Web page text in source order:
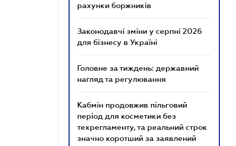
рахунки боржників
Законодавчі зміни у серпні 2026
для бізнесу в Україні
Головне за тиждень: державний
нагляд та регулювання
Кабмін продовжив пільговий
період для косметики без
техрегламенту, та реальний строк
значно коротший за заявлений